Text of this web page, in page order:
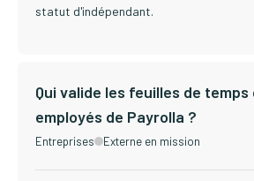
statut d'indépendant.
Qui valide les feuilles de temps
employés de Payrolla ?
Entreprises Externe en mission